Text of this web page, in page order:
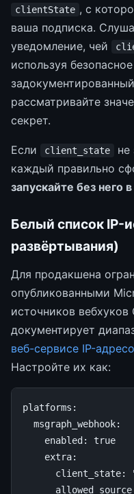
clientState , с
ваша подписка.
уведомление, чей
используя
рассматривайте
секрет.
Если client_state
не
каждый правильно
запускайте без него
Белый список IP-
развёртывания)
Для продакшена
опубликованными
источников
документирует
веб-сервисе IP-
Настройте их как:
platforms :
msgraph_webhook:
enabled :
true
extra:
client_state: